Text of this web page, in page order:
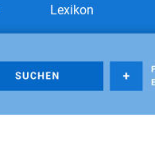
Lexikon